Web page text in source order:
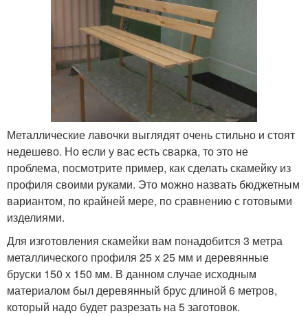
Металлические лавочки выглядят очень стильно и стоят
недешево. Но если у вас есть сварка, то это не
проблема, посмотрите пример, как сделать скамейку из
профиля своими руками. Это можно назвать бюджетным
вариантом, по крайней мере, по сравнению с готовыми
изделиями.
Для изготовления скамейки вам понадобится 3 метра
металлического профиля 25 х 25 мм и деревянные
бруски 150 х 150 мм. В данном случае исходным
материалом был деревянный брус длиной 6 метров,
который надо будет разрезать на 5 заготовок.